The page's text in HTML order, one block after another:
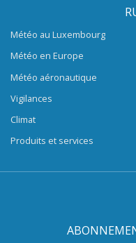
Météo au Luxembourg
Météo en Europe
Météo aéronautique
Vigilances
Climat
Produits et services